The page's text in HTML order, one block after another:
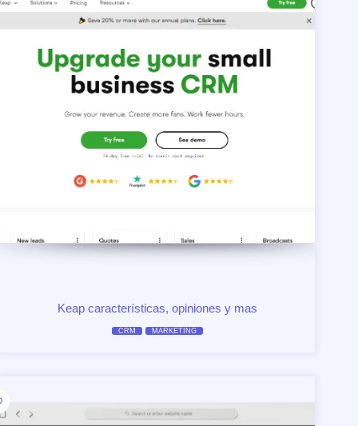
Keap características, opiniones y mas
CRM MARKETING